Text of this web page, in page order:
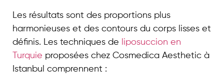
Les résultats sont des proportions plus
harmonieuses et des contours du corps lisses et
définis. Les techniques de
liposuccion en
Turquie proposées chez Cosmedica Aesthetic à
Istanbul comprennent :